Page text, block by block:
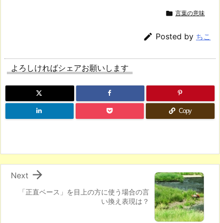
 言葉の意味
 Posted by ちこ
よろしければシェアお願いします
Copy
「正直ベース」を目上の方に使う場合の言
い換え表現は？

Next